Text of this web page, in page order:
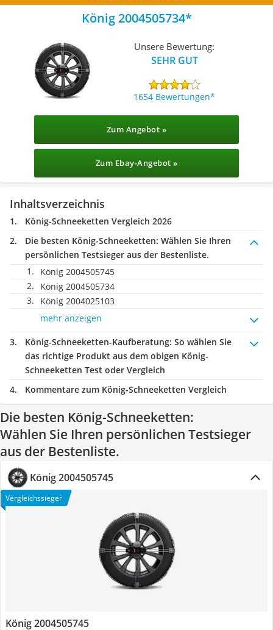
König 2004505734
Unsere Bewertung:
SEHR GUT
1654 Bewertungen
Zum Angebot »
Zum Ebay-Angebot »
Inhaltsverzeichnis
König-Schneeketten Vergleich 2026
Die besten König-Schneeketten: Wählen Sie Ihren
persönlichen Testsieger aus der Bestenliste.
König 2004505745
König 2004505734
König 2004025103
mehr anzeigen
König-Schneeketten-Kaufberatung: So wählen Sie
das richtige Produkt aus dem obigen König-
Schneeketten Test oder Vergleich
Kommentare zum König-Schneeketten Vergleich
Die besten König-Schneeketten:
Wählen Sie Ihren persönlichen Testsieger
aus der Bestenliste.
König 2004505745
Vergleichssieger
König 2004505745